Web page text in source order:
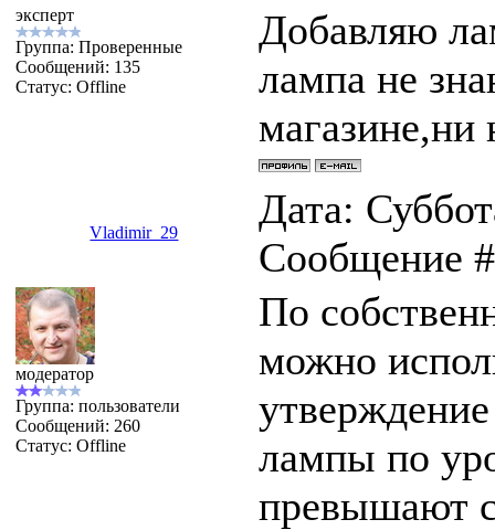
эксперт
Группа: Проверенные
Сообщений: 135
Статус: Offline
Добавляю
лампа не
магазине,ни
Vladimir_29
Дата:
Сообщение
модератор
Группа: пользователи
Сообщений: 260
Статус: Offline
По
можно
лампы по
превышают